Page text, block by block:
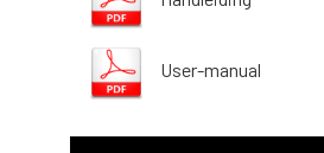
User-manual